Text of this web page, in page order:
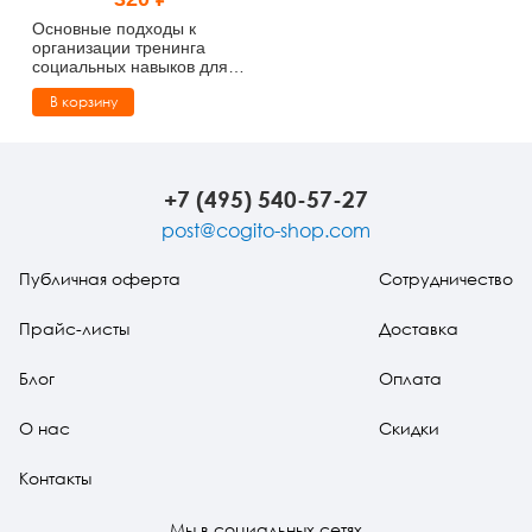
Тревожные расстройства, панические атаки
Психодрама
Сказкотерапия
Психология труда и эргономика
Психофизиология
Социальная и организационная психология
Учебная литература
Основные подходы к
организации тренинга
социальных навыков для
больных шизофренией
В корзину
+7 (495) 540-57-27
post@cogito-shop.com
Публичная оферта
Прайс-листы
Блог
О нас
Контакты
Сотрудничество
Доставка
Оплата
Скидки